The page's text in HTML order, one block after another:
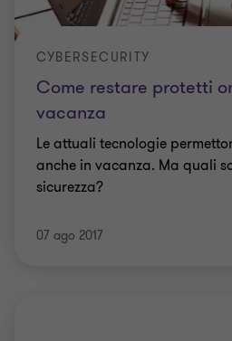
Come restare protetti
vacanza
CYBERSECURITY
Le attuali tecnologie
anche in vacanza. Ma quali
sicurezza?
07 ago 2017